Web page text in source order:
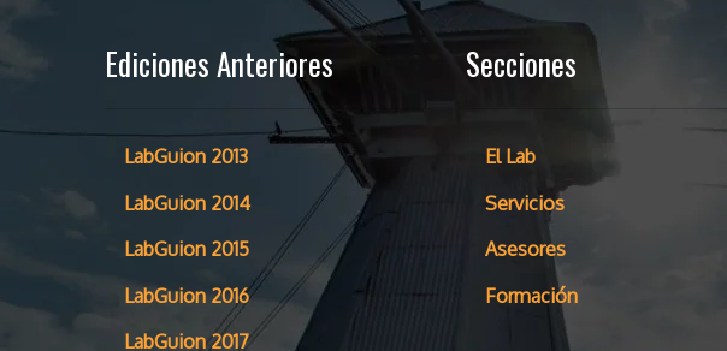
Ediciones Anteriores
LabGuion 2013
LabGuion 2014
LabGuion 2015
LabGuion 2016
LabGuion 2017
Secciones
El Lab
Servicios
Asesores
Formación